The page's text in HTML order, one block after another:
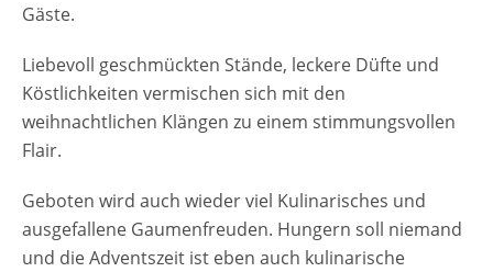
Gäste.
Liebevoll geschmückten Stände, leckere Düfte und
Köstlichkeiten vermischen sich mit den
weihnachtlichen Klängen zu einem stimmungsvollen
Flair.
Geboten wird auch wieder viel Kulinarisches und
ausgefallene Gaumenfreuden. Hungern soll niemand
und die Adventszeit ist eben auch kulinarische